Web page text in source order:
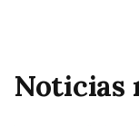
Noticias